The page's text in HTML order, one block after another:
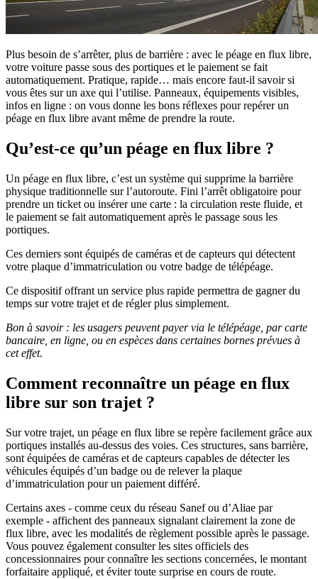
Plus besoin de s’arrêter, plus de barrière : avec le péage en flux libre,
votre voiture passe sous des portiques et le paiement se fait
automatiquement. Pratique, rapide… mais encore faut-il savoir si
vous êtes sur un axe qui l’utilise. Panneaux, équipements visibles,
infos en ligne : on vous donne les bons réflexes pour repérer un
péage en flux libre avant même de prendre la route.
Qu’est-ce qu’un péage en flux libre ?
Un péage en flux libre, c’est un système qui supprime la barrière
physique traditionnelle sur l’autoroute. Fini l’arrêt obligatoire pour
prendre un ticket ou insérer une carte : la circulation reste fluide, et
le paiement se fait automatiquement après le passage sous les
portiques.
Ces derniers sont équipés de caméras et de capteurs qui détectent
votre plaque d’immatriculation ou votre badge de télépéage.
Ce dispositif offrant un service plus rapide permettra de gagner du
temps sur votre trajet et de régler plus simplement.
Bon à savoir : les usagers peuvent payer via le télépéage, par carte
bancaire, en ligne, ou en espèces dans certaines bornes prévues à
cet effet.
Comment reconnaître un péage en flux
libre sur son trajet ?
Sur votre trajet, un péage en flux libre se repère facilement grâce aux
portiques installés au-dessus des voies. Ces structures, sans barrière,
sont équipées de caméras et de capteurs capables de détecter les
véhicules équipés d’un badge ou de relever la plaque
d’immatriculation pour un paiement différé.
Certains axes - comme ceux du réseau Sanef ou d’Aliae par
exemple - affichent des panneaux signalant clairement la zone de
flux libre, avec les modalités de règlement possible après le passage.
Vous pouvez également consulter les sites officiels des
concessionnaires pour connaître les sections concernées, le montant
forfaitaire appliqué, et éviter toute surprise en cours de route.